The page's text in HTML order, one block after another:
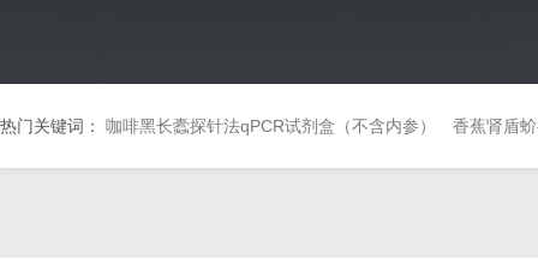
热门关键词： 咖啡黑长蠹探针法qPCR试剂盒（不含内参） 香蕉肾盾